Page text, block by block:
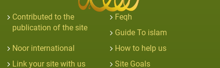
Contributed to the
publication of the site
Feqh
Guide To islam
Noor international
How to help us
Link your site with us
Site Goals